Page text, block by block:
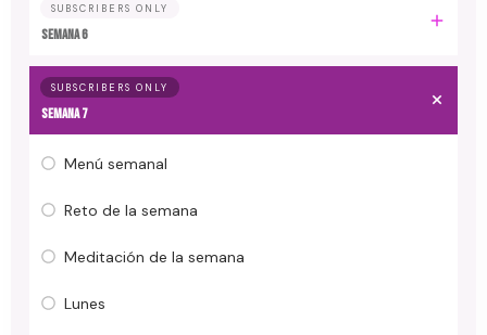
SUBSCRIBERS ONLY
Semana 6
SUBSCRIBERS ONLY
Semana 7
Menú semanal
Reto de la semana
Meditación de la semana
Lunes